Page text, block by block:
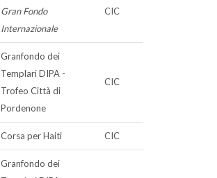
Gran Fondo
Internazionale
CIC
Granfondo dei
Templari DIPA -
Trofeo Città di
Pordenone
CIC
Corsa per Haiti CIC
Granfondo dei